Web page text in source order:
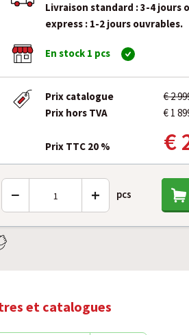
Livraison standard : 3-4 jours
express : 1-2 jours ouvrables.
En stock 1 pcs
Prix catalogue
€ 2
Prix hors TVA
€ 1
Prix TTC 20 % €
pcs
− +
et catalogues